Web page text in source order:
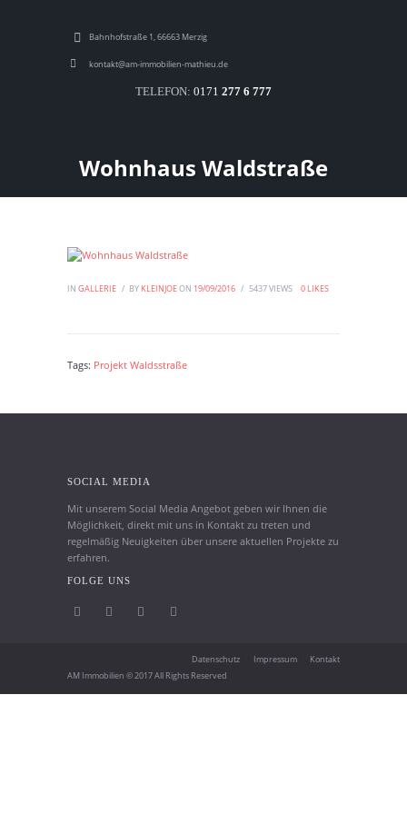
Bahnhofstraße 1, 66663 Merzig
kontakt@am-immobilien-mathieu.de
TELEFON: 0171 277 6 777
Wohnhaus Waldstraße
IN GALLERIE BY KLEINJOEON 19/09/2016 5437VIEWS 0LIKES
Tags: Projekt Waldsstraße
SOCIAL MEDIA
Mit unserem Social Media Angebot geben wir Ihnen die
Möglichkeit, direkt mit uns in Kontakt zu treten und
regelmäßig Neuigkeiten über unsere aktuellen Projekte zu
erfahren.
FOLGE UNS
Datenschutz Impressum
Kontakt
AM Immobilien © 2017 All Rights Reserved